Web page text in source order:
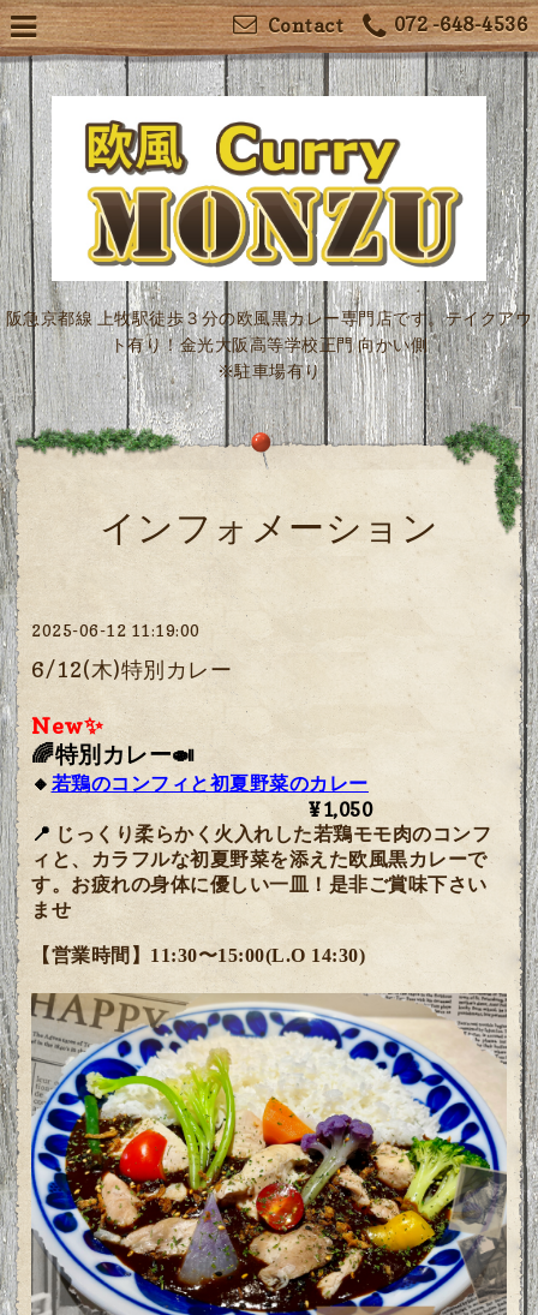
072 -648-4536
Contact
阪急京都線 上牧駅徒歩３分の欧風黒カレー専門店です。テイクアウ
ト有り！金光大阪高等学校正門 向かい側
※駐車場有り
インフォメーション
2025-06-12 11:19:00
6/12(木)特別カレー
New✨
🌈特別カレー🍛
🔸 若鶏のコンフィと初夏野菜のカレー
¥1,050
📍 じっくり柔らかく火入れした若鶏モモ肉のコンフ
ィと、カラフルな初夏野菜を添えた欧風黒カレーで
す。 お疲れの身体に優しい一皿！是非ご賞味下さい
ませ
【営業時間】11:30〜15:00(L.O 14:30)